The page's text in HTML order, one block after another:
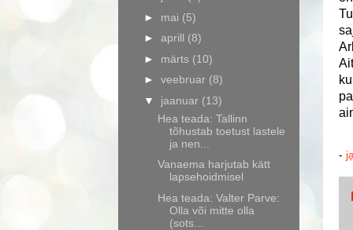
-
► mai (5)
► aprill (8)
► märts (10)
► veebruar (8)
▼ jaanuar (13)
Hea teada: Tallinn
tõhustab toetust lastele
ja nen...
Vanaema harjutab kätt
lapsehoidmisel
Hea teada: Valter Parve:
Olla või mitte olla
(sots...